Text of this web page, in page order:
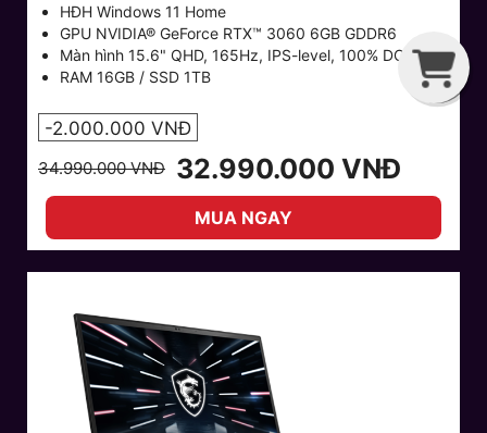
G
C
B
R
HĐH Windows 11 Home
GPU NVIDIA® GeForce RTX™ 3060 6GB GDDR6
Màn hình 15.6" QHD, 165Hz, IPS-level, 100% DCI-P3
RAM 16GB / SSD 1TB
-2.000.000 VNĐ
34.990.000 VNĐ 32.990.000 VNĐ
MUA NGAY